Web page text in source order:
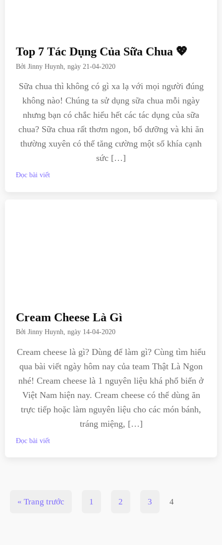
Top 7 Tác Dụng Của Sữa Chua 💖
BởiJinny Huynh , ngày 21-04-2020
Sữa chua thì không có gì xa lạ với mọi người đúng
không nào! Chúng ta sử dụng sữa chua mỗi ngày
nhưng bạn có chắc hiểu hết các tác dụng của sữa
chua? Sữa chua rất thơm ngon, bổ dưỡng và khi ăn
thường xuyên có thể tăng cường một số khía cạnh
sức […]
Đọc bài viết
Cream Cheese Là Gì
BởiJinny Huynh, ngày 14-04-2020
Cream cheese là gì? Dùng để làm gì? Cùng tìm hiểu
qua bài viết ngày hôm nay của team Thật Là Ngon
nhé! Cream cheese là 1 nguyên liệu khá phổ biến ở
Việt Nam hiện nay. Cream cheese có thể dùng ăn
trực tiếp hoặc làm nguyên liệu cho các món bánh,
tráng miệng, […]
Đọc bài viết
« Trang trước 1 2 3 4